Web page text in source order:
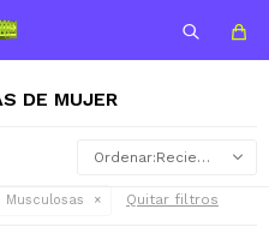
DE MUJER
Recientes
Musculosas Quitar filtros